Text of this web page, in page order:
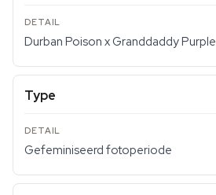
Durban Poison x Granddaddy Purple
Type
Gefeminiseerd fotoperiode